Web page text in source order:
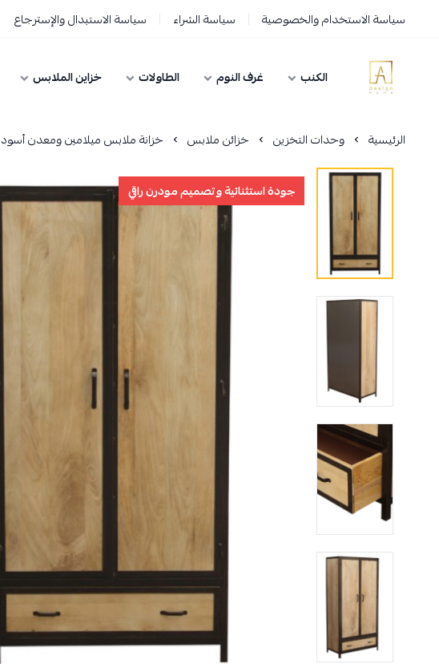
سياسة الاستخدام والخصوصية سياسة الشراء سياسة الاستبدال والإسترجاع
AD HOME الكنب غرف النوم الطاولات خزاين الملابس
الرئيسية وحدات التخزين خزائن ملابس خزانة ملابس ميلامين ومعدن أسود 100×190 سم
جودة استثنائية وتصميم مودرن راقي